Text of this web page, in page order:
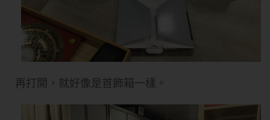
再打開，就好像是首飾箱一樣。